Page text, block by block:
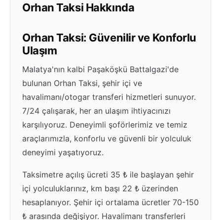
Orhan Taksi Hakkında
Orhan Taksi: Güvenilir ve Konforlu
Ulaşım
Malatya'nın kalbi Paşaköşkü Battalgazi'de
bulunan Orhan Taksi, şehir içi ve
havalimanı/otogar transferi hizmetleri sunuyor.
7/24 çalışarak, her an ulaşım ihtiyacınızı
karşılıyoruz. Deneyimli şoförlerimiz ve temiz
araçlarımızla, konforlu ve güvenli bir yolculuk
deneyimi yaşatıyoruz.
Taksimetre açılış ücreti 35 ₺ ile başlayan şehir
içi yolculuklarınız, km başı 22 ₺ üzerinden
hesaplanıyor. Şehir içi ortalama ücretler 70-150
₺ arasında değişiyor. Havalimanı transferleri